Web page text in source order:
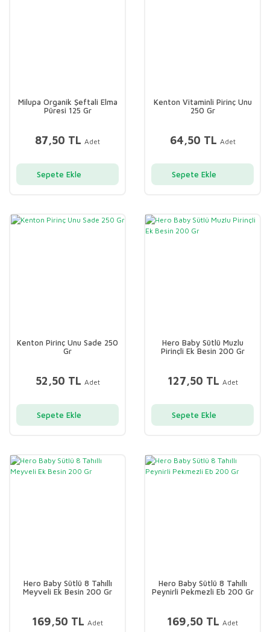
Milupa Organik Şeftali Elma
Püresi 125 Gr
87,50 TL Adet
Sepete Ekle
Kenton Vitaminli Pirinç Unu
250 Gr
64,50 TL Adet
Sepete Ekle
Kenton Pirinç Unu Sade 250
Gr
52,50 TL Adet
Sepete Ekle
Hero Baby Sütlü Muzlu
Pirinçli Ek Besin 200 Gr
127,50 TL Adet
Sepete Ekle
Hero Baby Sütlü 8 Tahıllı
Meyveli Ek Besin 200 Gr
169,50 TL Adet
Hero Baby Sütlü 8 Tahıllı
Peynirli Pekmezli Eb 200 Gr
169,50 TL Adet